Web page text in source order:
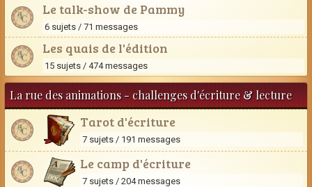
Le talk-show de Pammy
6 sujets / 71 messages
Les quais de l'édition
15 sujets / 474 messages
La rue des animations - challenges d'écriture & lecture
Tarot d'écriture
7 sujets / 191 messages
Le camp d'écriture
7 sujets / 204 messages